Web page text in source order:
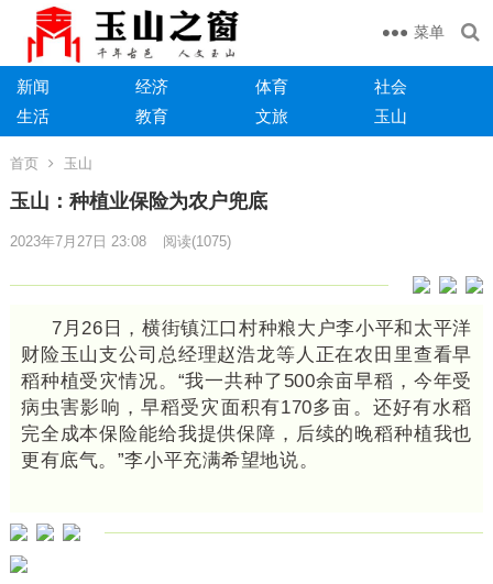
菜单
新闻 经济 体育
社会
生活
教育 文旅 玉山
首页 玉山
玉山：种植业保险为农户兜底
2023年7月27日 23:08 阅读(1075)
7月26日，横街镇江口村种粮大户李小平和太平洋
财险玉山支公司总经理赵浩龙等人正在农田里查看早
稻种植受灾情况。“我一共种了500余亩早稻，今年受
病虫害影响，早稻受灾面积有170多亩。还好有水稻
完全成本保险能给我提供保障，后续的晚稻种植我也
更有底气。”李小平充满希望地说。